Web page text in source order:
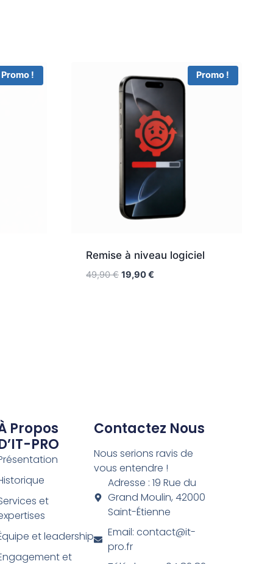
Promo ! Promo !
Remise à niveau logiciel
49,90€ 19,90€
Propos
PRO
et
et leadership
et
Contactez Nous
Nous serions ravis de
vous entendre !
Adresse : 19 Rue du
Grand Moulin, 42000
Saint-Étienne
Email: contact@it-
pro.fr